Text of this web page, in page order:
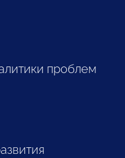
проблем